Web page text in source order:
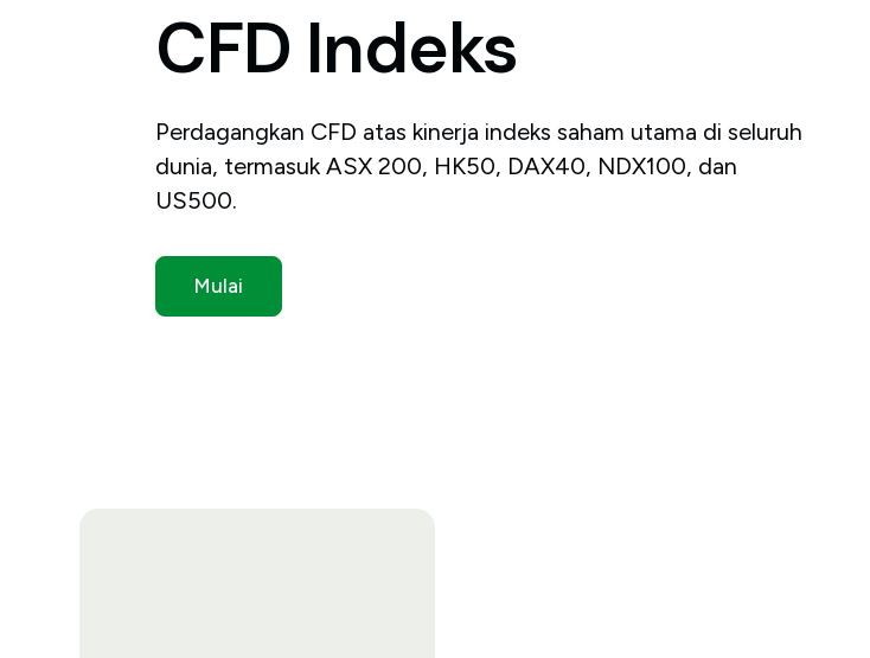
CFD Indeks
Perdagangkan CFD atas kinerja indeks saham utama di seluruh
dunia, termasuk ASX 200, HK50, DAX40, NDX100, dan
US500.
Mulai